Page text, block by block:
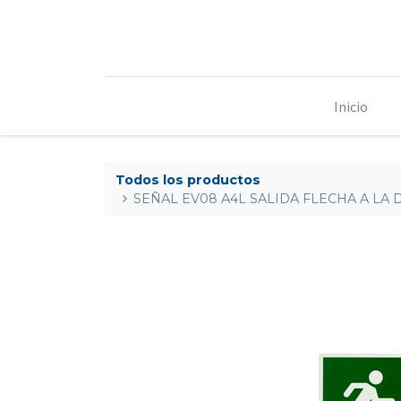
Inicio
Todos los productos
SEÑAL EV08 A4L SALIDA FLECHA A LA